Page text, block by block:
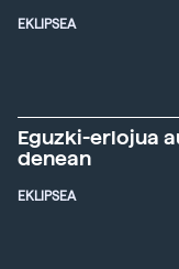
EKLIPSEA
Eguzki-erlojua
denean
EKLIPSEA